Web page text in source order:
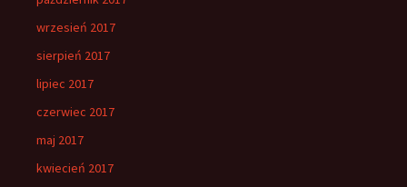
wrzesień 2017
sierpień 2017
lipiec 2017
czerwiec 2017
maj 2017
kwiecień 2017